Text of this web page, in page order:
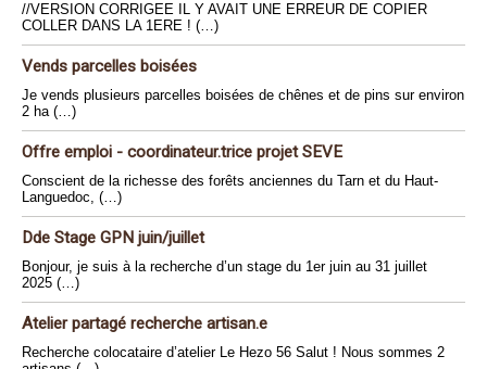
//VERSION CORRIGEE IL Y AVAIT UNE ERREUR DE COPIER
COLLER DANS LA 1ERE ! (…)
Vends parcelles boisées
Je vends plusieurs parcelles boisées de chênes et de pins sur environ
2 ha (…)
Offre emploi - coordinateur.trice projet SEVE
Conscient de la richesse des forêts anciennes du Tarn et du Haut-
Languedoc, (…)
Dde Stage GPN juin/juillet
Bonjour, je suis à la recherche d’un stage du 1er juin au 31 juillet
2025 (…)
Atelier partagé recherche artisan.e
Recherche colocataire d’atelier Le Hezo 56 Salut ! Nous sommes 2